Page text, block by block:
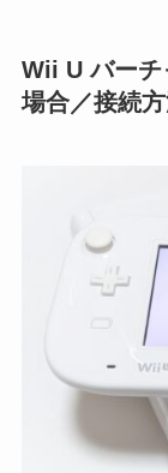
Wii U バーチ
場合／接続